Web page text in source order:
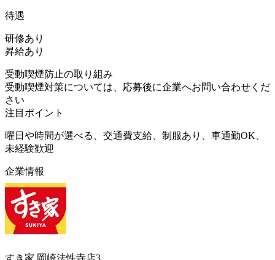
待遇
研修あり
昇給あり
受動喫煙防止の取り組み
受動喫煙対策については、応募後に企業へお問い合わせくだ
さい
注目ポイント
曜日や時間が選べる、交通費支給、制服あり、車通勤OK、
未経験歓迎
企業情報
すき家 岡崎法性寺店3